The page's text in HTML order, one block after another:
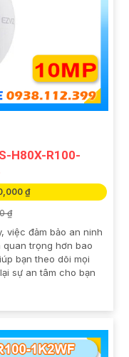
H80X-R100-
₫
₫
việc đảm bảo an ninh
trọng hơn bao
bạn theo dõi mọi
sự an tâm cho bạn